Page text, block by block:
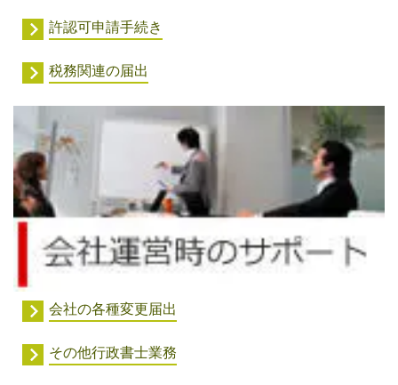
許認可申請手続き
税務関連の届出
会社の各種変更届出
その他行政書士業務